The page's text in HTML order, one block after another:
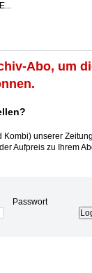
Abo, um
Kombi) unserer
Aufpreis zu Ihrem
Passwort